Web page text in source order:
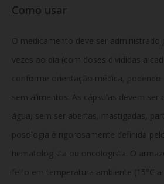
Como usar
O medicamento deve ser administrado
vezes ao dia (com doses divididas a
conforme orientação médica,
sem alimentos. As cápsulas devem ser
água, sem ser abertas, mastigadas,
posologia é rigorosamente definida
hematologista ou oncologista. O
feito em temperatura ambiente (15°C a